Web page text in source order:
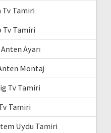
Tv Tamiri
Tv Tamiri
Ayarı
Montaj
Tv Tamiri
Tamiri
Uydu Tamiri